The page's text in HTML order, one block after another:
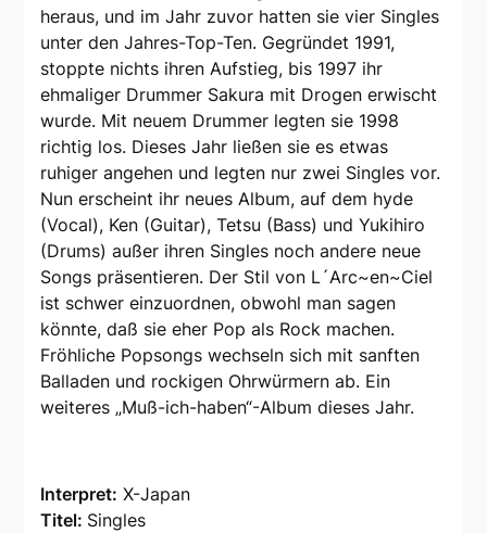
heraus, und im Jahr zuvor hatten sie vier Singles
unter den Jahres-Top-Ten. Gegründet 1991,
stoppte nichts ihren Aufstieg, bis 1997 ihr
ehmaliger Drummer Sakura mit Drogen erwischt
wurde. Mit neuem Drummer legten sie 1998
richtig los. Dieses Jahr ließen sie es etwas
ruhiger angehen und legten nur zwei Singles vor.
Nun erscheint ihr neues Album, auf dem hyde
(Vocal), Ken (Guitar), Tetsu (Bass) und Yukihiro
(Drums) außer ihren Singles noch andere neue
Songs präsentieren. Der Stil von L´Arc~en~Ciel
ist schwer einzuordnen, obwohl man sagen
könnte, daß sie eher Pop als Rock machen.
Fröhliche Popsongs wechseln sich mit sanften
Balladen und rockigen Ohrwürmern ab. Ein
weiteres „Muß-ich-haben“-Album dieses Jahr.
Interpret: X-Japan
Titel: Singles